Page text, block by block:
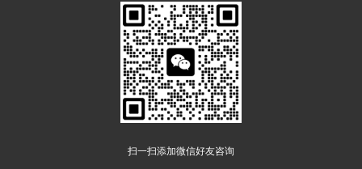
扫一扫添加微信好友咨询